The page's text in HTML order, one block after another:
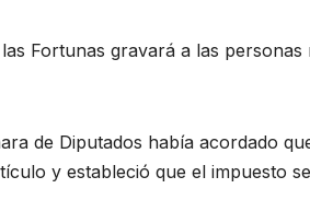
Fortunas gravará a las
de Diputados había acordado
y estableció que el impuesto